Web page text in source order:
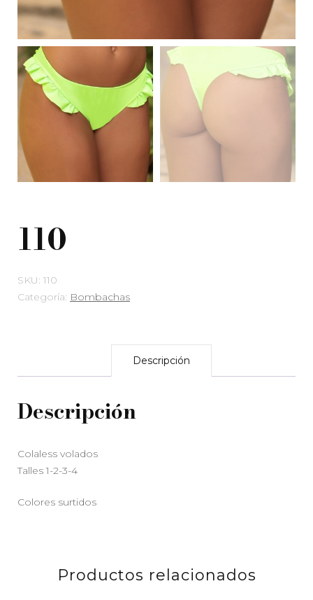
110
SKU: 110
Categoría: Bombachas
Descripción
Descripción
Colaless volados
Talles 1-2-3-4
Colores surtidos
Productos relacionados